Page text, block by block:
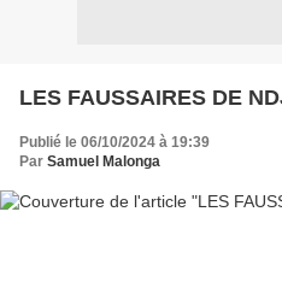
LES FAUSSAIRES DE
Publié le 06/10/2024 à 19:39
Par Samuel Malonga